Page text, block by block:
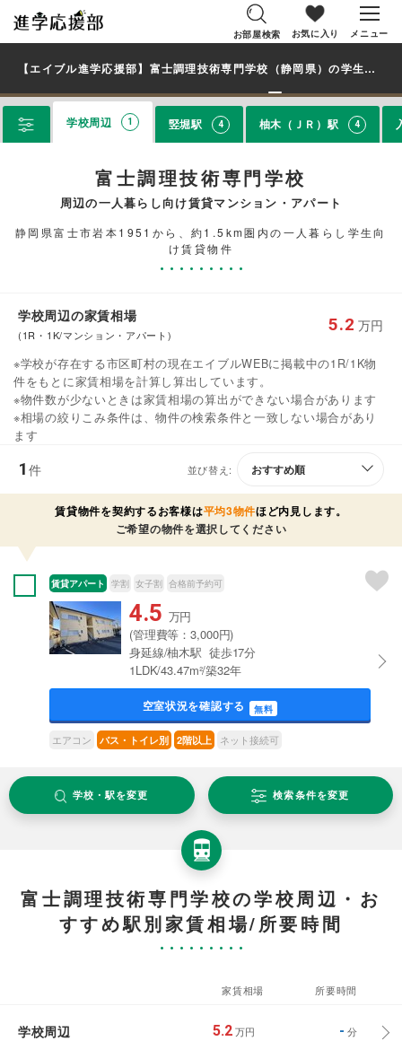
お部屋検索 お気に入り メニュー
【エイブル進学応援部】富士調理技術専門学校（静岡県）の学生・大学生に人気の駅・エリアから、一人暮らし向け賃貸マンション・アパートのお部屋を探す
学校周辺 1 竪堀駅 4 柚木（ＪＲ）駅 4
富士調理技術専門学校
周辺の一人暮らし向け賃貸マンション・アパート
静岡県富士市岩本1951から、約1.5km圏内の一人暮らし学生向
け賃貸物件
学校周辺の家賃相場
(1R・1K/マンション・アパート)
5.2 万円
※学校が存在する市区町村の現在エイブルWEBに掲載中の1R/1K物
件をもとに家賃相場を計算し算出しています。
※物件数が少ないときは家賃相場の算出ができない場合があります
※相場の絞りこみ条件は、物件の検索条件と一致しない場合があり
ます
1 件 並び替え:
賃貸物件を契約するお客様は平均3物件ほど内見します。
ご希望の物件を選択してください
賃貸アパート 学割 女子割 合格前予約可
4.5 万円
(管理費等：3,000円)
身延線/柚木駅 徒歩17分
1LDK/43.47m²/築32年
空室状況を確認する 無料
エアコン バス・トイレ別 2階以上 ネット接続可
学校・駅を変更 検索条件を変更
富士調理技術専門学校の学校周辺・お
すすめ駅別家賃相場/所要時間
家賃相場 所要時間
学校周辺 5.2 万円 - 分